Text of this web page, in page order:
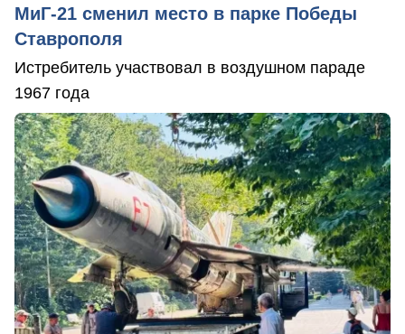
МиГ-21 сменил место в парке Победы
Ставрополя
Истребитель участвовал в воздушном параде
1967 года